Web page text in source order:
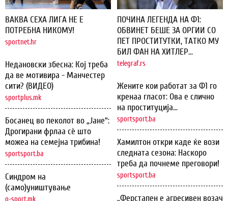
ВАКВА СЕХА ЛИГА НЕ Е
ПОТРЕБНА НИКОМУ!
sportnet.hr
Недановски збесна: Кој треба
да ве мотивира - Манчестер
сити? (ВИДЕО)
sportplus.mk
Босанец во пеколот во „Јане“:
Дрогирани фрлаа сѐ што
можеа на семејна трибина!
sportsport.ba
Синдром на
(само)уништување
ПОЧИНА ЛЕГЕНДА НА Ф1:
ОБВИНЕТ БЕШЕ ЗА ОРГИИ СО
ПЕТ ПРОСТИТУТКИ, ТАТКО МУ
БИЛ ФАН НА ХИТЛЕР...
telegraf.rs
Жените кои работат за Ф1 го
кренаа гласот: Ова е слично
на проституција...
sportsport.ba
Хамилтон откри каде ќе вози
следната сезона: Наскоро
треба да почнеме преговори!
sportsport.ba
„Ферстапен е агресивен возач